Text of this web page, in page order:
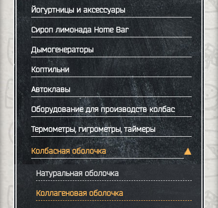
Йогуртницы и аксессуары
Сироп лимонада Home Bar
Дымогенераторы
Коптильни
Автоклавы
Оборудование для производств колбас
Термометры, гигрометры, таймеры
Колбасная оболочка
Натуральная оболочка
Коллагеновая оболочка